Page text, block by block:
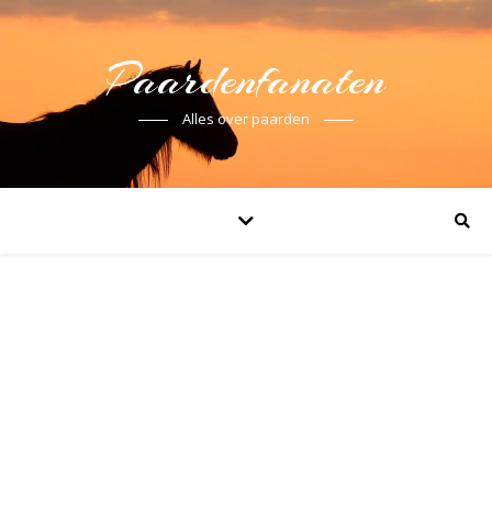
Paardenfanaten
Alles over paarden